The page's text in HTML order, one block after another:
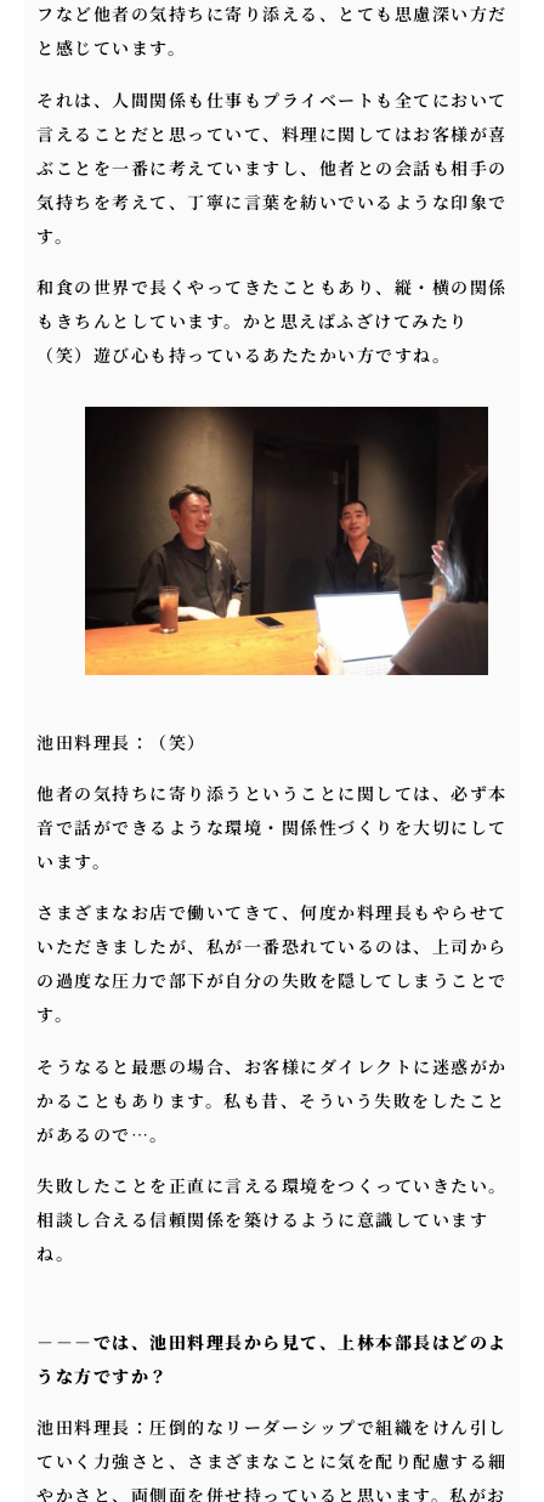
フなど他者の気持ちに寄り添える、とても思慮深い方だ
と感じています。
それは、人間関係も仕事もプライベートも全てにおいて
言えることだと思っていて、料理に関してはお客様が喜
ぶことを一番に考えていますし、他者との会話も相手の
気持ちを考えて、丁寧に言葉を紡いでいるような印象で
す。
和食の世界で長くやってきたこともあり、縦・横の関係
もきちんとしています。かと思えばふざけてみたり
（笑）遊び心も持っているあたたかい方ですね。
池田料理長：（笑）
他者の気持ちに寄り添うということに関しては、必ず本
音で話ができるような環境・関係性づくりを大切にして
います。
さまざまなお店で働いてきて、何度か料理長もやらせて
いただきましたが、私が一番恐れているのは、上司から
の過度な圧力で部下が自分の失敗を隠してしまうことで
す。
そうなると最悪の場合、お客様にダイレクトに迷惑がか
かることもあります。私も昔、そういう失敗をしたこと
があるので…。
失敗したことを正直に言える環境をつくっていきたい。
相談し合える信頼関係を築けるように意識しています
ね。
－－－では、池田料理長から見て、上林本部長はどのよ
うな方ですか？
池田料理長：圧倒的なリーダーシップで組織をけん引し
ていく力強さと、さまざまなことに気を配り配慮する細
やかさと、両側面を併せ持っていると思います。私がお